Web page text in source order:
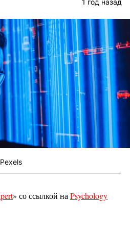
» со ссылкой на Psychology